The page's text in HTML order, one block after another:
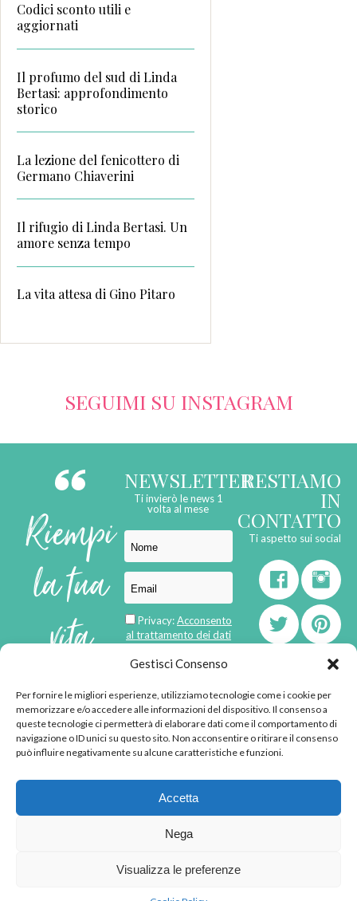
Gestisci Consenso
Per fornire le migliori esperienze, utilizziamo tecnologie come i cookie per
memorizzare e/o accedere alle informazioni del dispositivo. Il consenso a
queste tecnologie ci permetterà di elaborare dati come il comportamento di
navigazione o ID unici su questo sito. Non acconsentire o ritirare il consenso
può influire negativamente su alcune caratteristiche e funzioni.
Accetta
Nega
Visualizza le preferenze
Codici sconto utili e
aggiornati
Il profumo del sud di Linda
Bertasi: approfondimento
storico
La lezione del fenicottero di
Germano Chiaverini
Il rifugio di Linda Bertasi. Un
amore senza tempo
La vita attesa di Gino Pitaro
SEGUIMI SU INSTAGRAM
Riempi
la tua
vita
di
emozioni
P.IVA 02592570036 -
NEWSLETTER
Ti invierò le news 1
volta al mese
Privacy:Acconsento
al trattamento dei dati
RESTIAMO
IN
CONTATTO
Ti aspetto sui social
born inMaMaStudiOs